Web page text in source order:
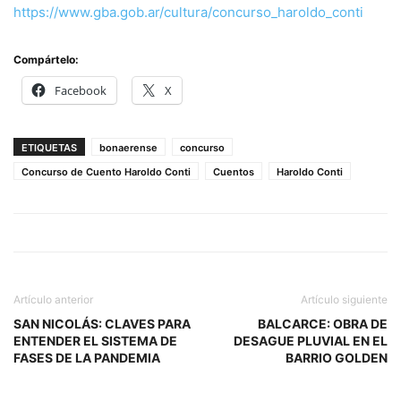
https://www.gba.gob.ar/cultura/concurso_haroldo_conti
Compártelo:
Facebook X
ETIQUETAS bonaerense
concurso
Concurso de Cuento Haroldo Conti
Cuentos Haroldo Conti
Artículo anterior
SAN NICOLÁS: CLAVES PARA
ENTENDER EL SISTEMA DE
FASES DE LA PANDEMIA
Artículo siguiente
BALCARCE: OBRA DE
DESAGUE PLUVIAL EN EL
BARRIO GOLDEN